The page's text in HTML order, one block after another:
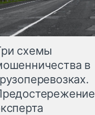
схемы
в